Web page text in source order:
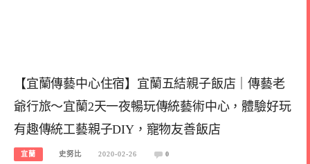
【宜蘭傳藝中心住宿】宜蘭五結親子飯店｜傳藝老
爺行旅～宜蘭2天一夜暢玩傳統藝術中心，體驗好玩
有趣傳統工藝親子DIY，寵物友善飯店
宜蘭 史努比 2020-02-26 0